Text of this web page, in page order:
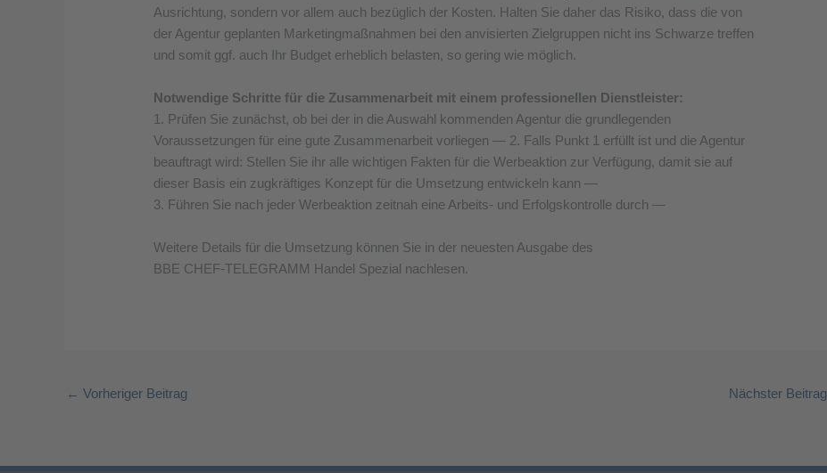
Ausrichtung, sondern vor allem auch bezüglich der Kosten. Halten Sie daher das Risiko, dass die von
der Agentur geplanten Marketingmaßnahmen bei den anvisierten Zielgruppen nicht ins Schwarze treffen
und somit ggf. auch Ihr Budget erheblich belasten, so gering wie möglich.
Notwendige Schritte für die Zusammenarbeit mit einem professionellen Dienstleister:
1. Prüfen Sie zunächst, ob bei der in die Auswahl kommenden Agentur die grundlegenden
Voraussetzungen für eine gute Zusammenarbeit vorliegen — 2. Falls Punkt 1 erfüllt ist und die Agentur
beauftragt wird: Stellen Sie ihr alle wichtigen Fakten für die Werbeaktion zur Verfügung, damit sie auf
dieser Basis ein zugkräftiges Konzept für die Umsetzung entwickeln kann —
3. Führen Sie nach jeder Werbeaktion zeitnah eine Arbeits- und Erfolgskontrolle durch —
Weitere Details für die Umsetzung können Sie in der neuesten Ausgabe des
BBE CHEF-TELEGRAMM Handel Spezial nachlesen.
← Vorheriger Beitrag Nächster Beitrag